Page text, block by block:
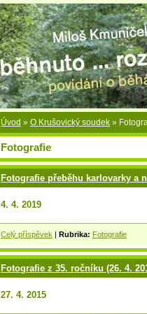
Úvod » O Krušovický soudek »
Fotografie
Fotografie přeběhu karlovarky a
4. 4. 2019
Celý příspěvek | Rubrika: Fotografie
Fotografie z 35. ročníku (26. 4.
27. 4. 2015